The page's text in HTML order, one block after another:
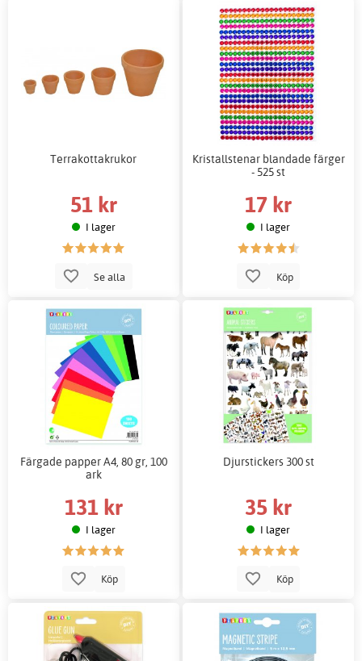
Terrakottakrukor
51 kr
I lager
Se alla
Kristallstenar blandade färger
- 525 st
17 kr
I lager
Köp
Färgade papper A4, 80 gr, 100
ark
131 kr
I lager
Köp
Djurstickers 300 st
35 kr
I lager
Köp